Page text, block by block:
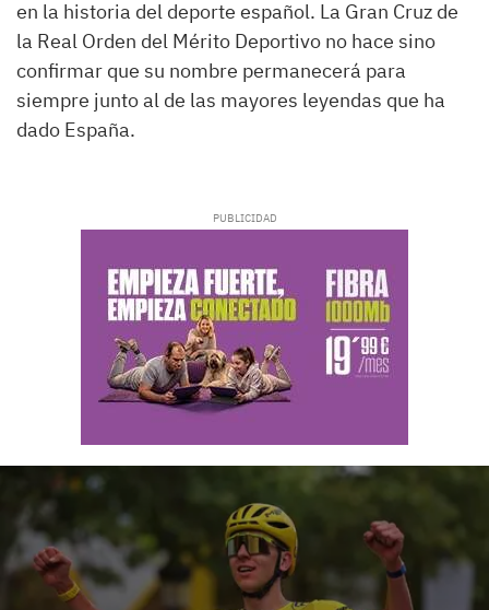
en la historia del deporte español. La Gran Cruz de
la Real Orden del Mérito Deportivo no hace sino
confirmar que su nombre permanecerá para
siempre junto al de las mayores leyendas que ha
dado España.